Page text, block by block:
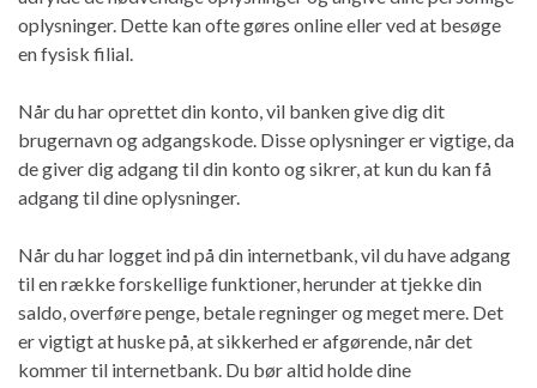
oplysninger. Dette kan ofte gøres online eller ved at besøge
en fysisk filial.
Når du har oprettet din konto, vil banken give dig dit
brugernavn og adgangskode. Disse oplysninger er vigtige, da
de giver dig adgang til din konto og sikrer, at kun du kan få
adgang til dine oplysninger.
Når du har logget ind på din internetbank, vil du have adgang
til en række forskellige funktioner, herunder at tjekke din
saldo, overføre penge, betale regninger og meget mere. Det
er vigtigt at huske på, at sikkerhed er afgørende, når det
kommer til internetbank. Du bør altid holde dine